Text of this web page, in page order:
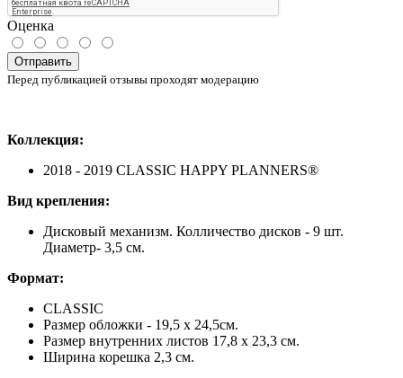
Оценка
Отправить
Перед публикацией отзывы проходят модерацию
Коллекция:
2018 - 2019 CLASSIC HAPPY PLANNERS®
Вид крепления:
Дисковый механизм. Колличество дисков - 9 шт.
Диаметр- 3,5 см.
Формат:
CLASSIC
Размер обложки - 19,5 х 24,5см.
Размер внутренних листов 17,8 х 23,3 см.
Ширина корешка 2,3 см.